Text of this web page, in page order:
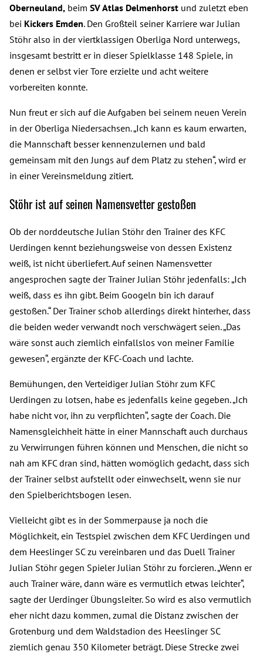
Oberneuland, beim SV Atlas Delmenhorst und zuletzt eben
bei Kickers Emden. Den Großteil seiner Karriere war Julian
Stöhr also in der viertklassigen Oberliga Nord unterwegs,
insgesamt bestritt er in dieser Spielklasse 148 Spiele, in
denen er selbst vier Tore erzielte und acht weitere
vorbereiten konnte.
Nun freut er sich auf die Aufgaben bei seinem neuen Verein
in der Oberliga Niedersachsen. „Ich kann es kaum erwarten,
die Mannschaft besser kennenzulernen und bald
gemeinsam mit den Jungs auf dem Platz zu stehen“, wird er
in einer Vereinsmeldung zitiert.
Stöhr ist auf seinen Namensvetter gestoßen
Ob der norddeutsche Julian Stöhr den Trainer des KFC
Uerdingen kennt beziehungsweise von dessen Existenz
weiß, ist nicht überliefert. Auf seinen Namensvetter
angesprochen sagte der Trainer Julian Stöhr jedenfalls: „Ich
weiß, dass es ihn gibt. Beim Googeln bin ich darauf
gestoßen.“ Der Trainer schob allerdings direkt hinterher, dass
die beiden weder verwandt noch verschwägert seien. „Das
wäre sonst auch ziemlich einfallslos von meiner Familie
gewesen“, ergänzte der KFC-Coach und lachte.
Bemühungen, den Verteidiger Julian Stöhr zum KFC
Uerdingen zu lotsen, habe es jedenfalls keine gegeben. „Ich
habe nicht vor, ihn zu verpflichten“, sagte der Coach. Die
Namensgleichheit hätte in einer Mannschaft auch durchaus
zu Verwirrungen führen können und Menschen, die nicht so
nah am KFC dran sind, hätten womöglich gedacht, dass sich
der Trainer selbst aufstellt oder einwechselt, wenn sie nur
den Spielberichtsbogen lesen.
Vielleicht gibt es in der Sommerpause ja noch die
Möglichkeit, ein Testspiel zwischen dem KFC Uerdingen und
dem Heeslinger SC zu vereinbaren und das Duell Trainer
Julian Stöhr gegen Spieler Julian Stöhr zu forcieren. „Wenn er
auch Trainer wäre, dann wäre es vermutlich etwas leichter“,
sagte der Uerdinger Übungsleiter. So wird es also vermutlich
eher nicht dazu kommen, zumal die Distanz zwischen der
Grotenburg und dem Waldstadion des Heeslinger SC
ziemlich genau 350 Kilometer beträgt. Diese Strecke zwei